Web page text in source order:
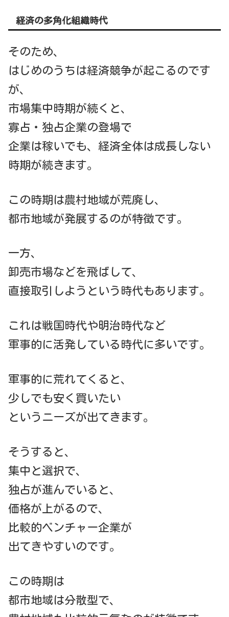
経済の多角化組織時代
そのため、
はじめのうちは経済競争が起こるのです
が、
市場集中時期が続くと、
寡占・独占企業の登場で
企業は稼いでも、経済全体は成長しない
時期が続きます。
この時期は農村地域が荒廃し、
都市地域が発展するのが特徴です。
一方、
卸売市場などを飛ばして、
直接取引しようという時代もあります。
これは戦国時代や明治時代など
軍事的に活発している時代に多いです。
軍事的に荒れてくると、
少しでも安く買いたい
というニーズが出てきます。
そうすると、
集中と選択で、
独占が進んでいると、
価格が上がるので、
比較的ベンチャー企業が
出てきやすいのです。
この時期は
都市地域は分散型で、